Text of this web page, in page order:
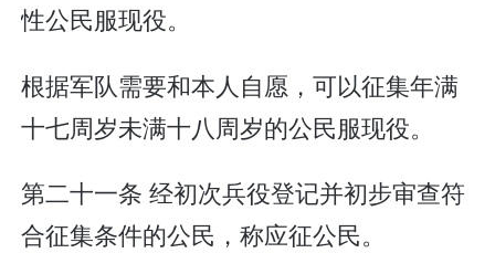
性公民服现役。
根据军队需要和本人自愿，可以征集年满
十七周岁未满十八周岁的公民服现役。
第二十一条 经初次兵役登记并初步审查符
合征集条件的公民，称应征公民。